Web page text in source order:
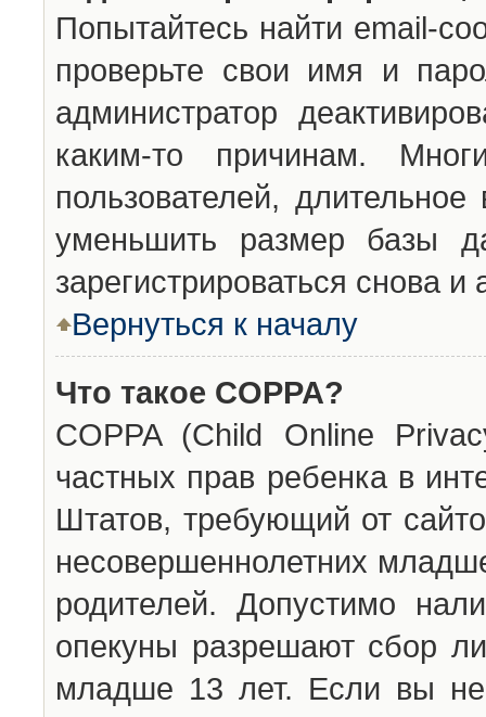
Попытайтесь найти email-
проверьте свои имя и
администратор
каким-то причинам.
пользователей,
уменьшить размер базы
зарегистрироваться снова и
Вернуться к началу
Что такое COPPA?
COPPA (Child Online
частных прав ребенка в
Штатов, требующий от
несовершеннолетних
родителей. Допустимо
опекуны разрешают сбор
младше 13 лет. Если вы